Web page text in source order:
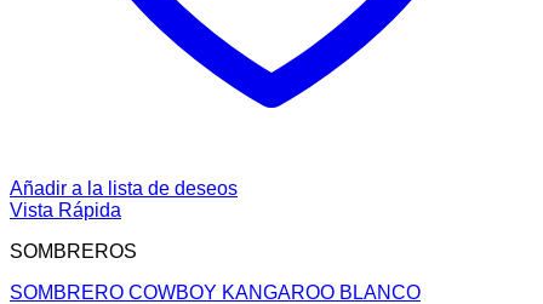
Añadir a la lista de deseos
Vista Rápida
SOMBREROS
SOMBRERO COWBOY KANGAROO BLANCO